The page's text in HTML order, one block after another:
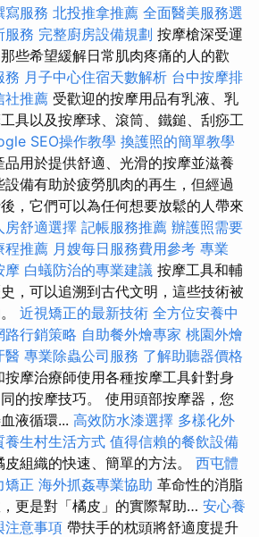
寫服務 北投推拿推薦 全面醫美服務選
服務 完整廚房設備規劃 按摩槍深受運
些希望緩解日常肌肉疼痛的人的歡
務 月子中心住宿天數解析 台中按摩排
社推薦 受歡迎的按摩用品有乳液、乳
具以及按摩球、滾筒、鐵鎚、刮痧工
SEO操作教學 換護照的簡單教學
品用於提供舒適、光滑的按摩並滋養
備有助於疲勞肌肉的再生，但經過
，它們可以為任何想要放鬆的人帶來
房舒適選擇 記帳服務推薦 辦護照需要
程推薦 月嫂每日服務費用參考 專業
摩 白蟻防治的專業建議 按摩工具和輔
，可以追溯到古代文明，這些技術被
近視矯正的最新技術 全方位安養中
路行銷策略 自助餐外燴專家 桃園外燴
醫 專業除蟲公司服務 了解助聽器價格
按摩治療師使用各種按摩工具針對身
的按摩技巧。 使用頭部按摩器，您
液循環... 高效防水漆選擇 多樣化外
養生村生活方式 值得信賴的餐飲設備
組織的快速、簡單的方法。 西屯體
矯正 海外抓姦專業協助 革命性的消脂
更是對「橘皮」的實際幫助… 安心養
注意事項 帶扶手的枕頭將舒適度提升